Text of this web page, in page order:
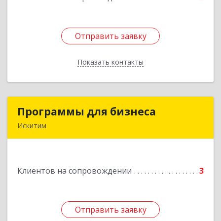
Отправить заявку
Показать контакты
Отправить заявку
Назад
Программы для бизнеса
Искитим
Клиентов на сопровождении 3
Отправить заявку
Программы для бизнеса
Отправить заявку